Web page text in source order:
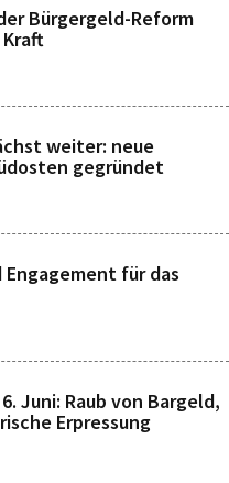
Bürgergeld-Reform
weiter: neue
gegründet
für das
Juni: Raub von Bargeld,
Erpressung